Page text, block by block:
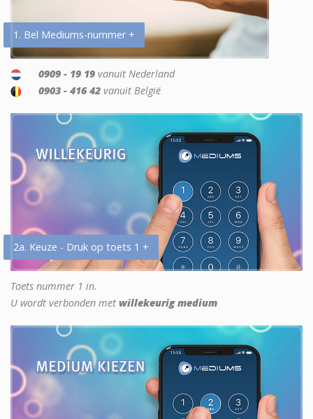
1. Bel Mediums-nummer +
0909 - 19 19 vanuit Nederland
0903 - 416 42 vanuit België
2a. Keuze - Druk op toets 1 +
Toets nummer 1 in.
U wordt verbonden met willekeurig medium